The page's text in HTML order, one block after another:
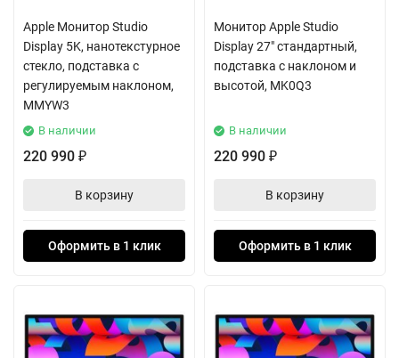
Apple Монитор Studio
Display 5K, нанотекстурное
стекло, подставка с
регулируемым наклоном,
MMYW3
В наличии
220 990 ₽
В корзину
Оформить в 1 клик
Монитор Apple Studio
Display 27" стандартный,
подставка с наклоном и
высотой, MK0Q3
В наличии
220 990 ₽
В корзину
Оформить в 1 клик